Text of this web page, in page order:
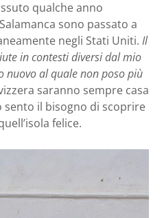
qualche anno
sono passato a
negli Stati Uniti. Il
in contesti diversi dal mio
al quale non poso più
saranno sempre casa
sento il bisogno di scoprire
felice.